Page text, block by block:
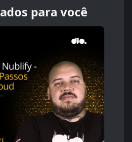
para você